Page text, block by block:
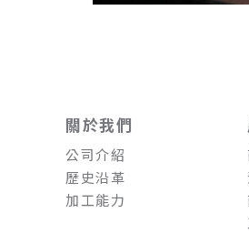
關於我們
公司介紹
歷史沿革
加工能力